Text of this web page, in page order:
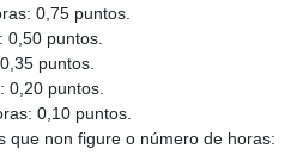
0,75 puntos.
0,50 puntos.
puntos.
0,20 puntos.
0,10 puntos.
que non figure o número de horas: